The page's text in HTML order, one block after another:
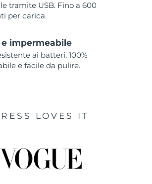
tramite USB. Fino a 600
per carica.
impermeabile
ai batteri, 100%
e facile da pulire.
LOVES IT